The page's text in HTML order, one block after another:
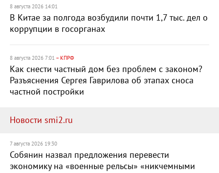
8 августа 2026 14:01
В Китае за полгода возбудили почти 1,7 тыс. дел о
коррупции в госорганах
8 августа 2026 7:01 – КПРФ
Как снести частный дом без проблем с законом?
Разъяснения Сергея Гаврилова об этапах сноса
частной постройки
Новости smi2.ru
7 августа 2026 19:30
Собянин назвал предложения перевести
экономику на «военные рельсы» «никчемными